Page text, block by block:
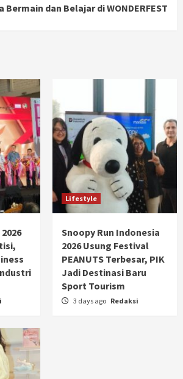
Bermain dan Belajar di WONDERFEST
Lifestyle
Snoopy Run Indonesia
2026 Usung Festival
PEANUTS Terbesar, PIK
Jadi Destinasi Baru
Sport Tourism
3 days ago Redaksi